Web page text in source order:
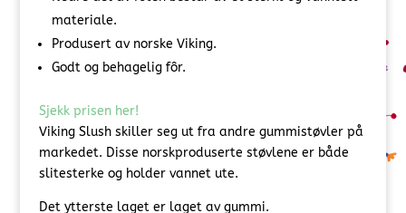
materiale.
Produsert av norske Viking.
Godt og behagelig fôr.
Sjekk prisen her!
Viking Slush skiller seg ut fra andre gummistøvler på
markedet. Disse norskproduserte støvlene er både
slitesterke og holder vannet ute.
Det ytterste laget er laget av gummi.